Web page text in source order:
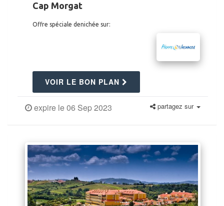
Cap Morgat
Offre spéciale denichée sur:
VOIR LE BON PLAN
expire le 06 Sep 2023 partagez sur